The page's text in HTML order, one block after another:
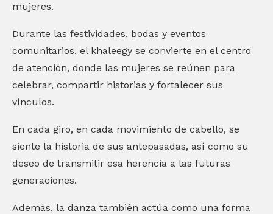
mujeres.
Durante las festividades, bodas y eventos
comunitarios, el khaleegy se convierte en el centro
de atención, donde las mujeres se reúnen para
celebrar, compartir historias y fortalecer sus
vínculos.
En cada giro, en cada movimiento de cabello, se
siente la historia de sus antepasadas, así como su
deseo de transmitir esa herencia a las futuras
generaciones.
Además, la danza también actúa como una forma